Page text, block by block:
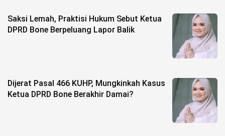
Saksi Lemah, Praktisi Hukum Sebut Ketua
DPRD Bone Berpeluang Lapor Balik
Dijerat Pasal 466 KUHP, Mungkinkah Kasus
Ketua DPRD Bone Berakhir Damai?